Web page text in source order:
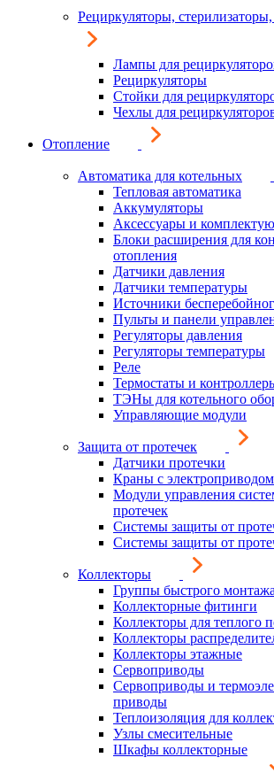
Рециркуляторы,
Лампы для
Рециркуляторы
Стойки для
Чехлы для
Отопление
Автоматика для котельных
Тепловая автоматика
Аккумуляторы
Аксессуары и
Блоки расширения для
отопления
Датчики давления
Датчики температуры
Источники
Пульты и панели
Регуляторы давления
Регуляторы температуры
Реле
Термостаты и
ТЭНы для котельного
Управляющие модули
Защита от протечек
Датчики протечки
Краны с электроприводом
Модули управления
протечек
Системы защиты от
Системы защиты от
Коллекторы
Группы быстрого монтажа
Коллекторные фитинги
Коллекторы для теплого
Коллекторы
Коллекторы этажные
Сервоприводы
Сервоприводы и
приводы
Теплоизоляция для
Узлы смесительные
Шкафы коллекторные